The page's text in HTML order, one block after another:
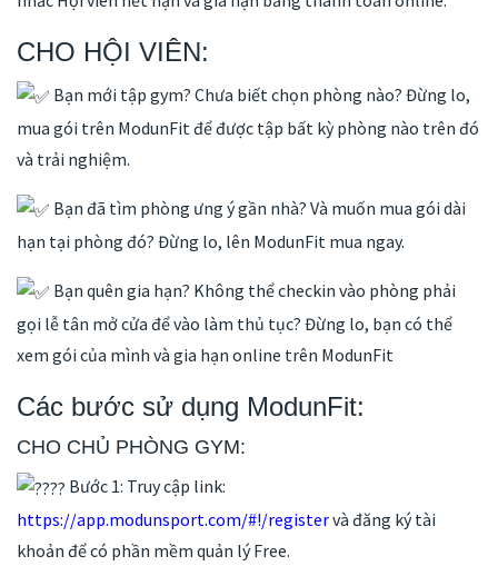
CHO HỘI VIÊN:
Bạn mới tập gym? Chưa biết chọn phòng nào? Đừng lo,
mua gói trên ModunFit để được tập bất kỳ phòng nào trên đó
và trải nghiệm.
Bạn đã tìm phòng ưng ý gần nhà? Và muốn mua gói dài
hạn tại phòng đó? Đừng lo, lên ModunFit mua ngay.
Bạn quên gia hạn? Không thể checkin vào phòng phải
gọi lễ tân mở cửa để vào làm thủ tục? Đừng lo, bạn có thể
xem gói của mình và gia hạn online trên ModunFit
Các bước sử dụng ModunFit:
CHO CHỦ PHÒNG GYM:
Bước 1: Truy cập link:
https://app.modunsport.com/#!/registervà đăng ký tài
khoản để có phần mềm quản lý Free.